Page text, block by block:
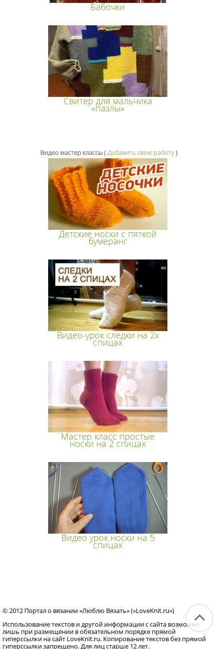
Бабочки
Свитер для мальчика
«пазлы»
Видео мастер классы( Добавить свою работу)
Детские носки с пяткой
бумеранг
Видео-урок следки на 2х
спицах
Мастер класс простые
носки на 2 спицах
Видео урок носки на 5
спицах
© 2012 Портал о вязании «Люблю Вязать» («LoveKnit.ru»)
Использование текстов и другой информации с сайта возможно
лишь при размещении в обязательном порядке прямой
гиперссылки на сайт LoveKnit.ru. Копирование текстов без прямой
гиперссылки запрещено. Для лиц старше 12 лет.